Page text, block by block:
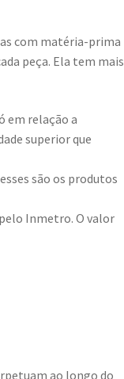
com matéria-prima
peça. Ela tem mais
em relação a
superior que
são os produtos
Inmetro. O valor
ao longo do